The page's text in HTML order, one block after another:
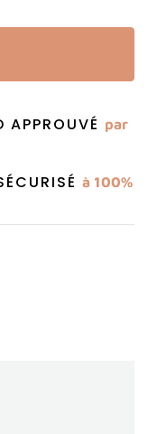
APPROUVÉ par
à 100%